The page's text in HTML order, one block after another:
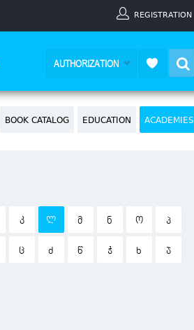
REGISTRATION
AUTHORIZATION
BOOK CATALOG EDUCATION ACADEMIES
Კ Ლ Მ Ნ Ო Პ
Ც Ძ Წ Ჭ Ხ Ჯ